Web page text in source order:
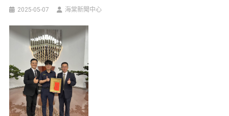
2025-05-07 海棠新聞中心